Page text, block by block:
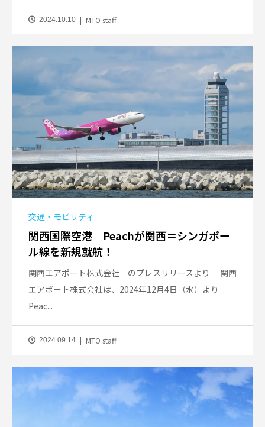
2024.10.10 MTO staff
交通・モビリティ
関西国際空港 Peachが関西＝シンガポー
ル線を新規就航！
関西エアポート株式会社 のプレスリリースより 関西
エアポート株式会社は、2024年12月4日（水）より
Peac...
2024.09.14 MTO staff